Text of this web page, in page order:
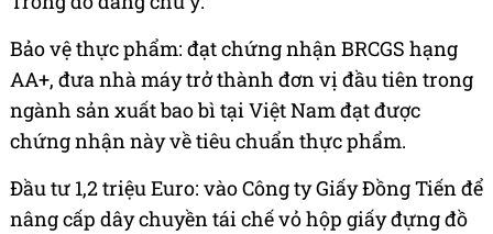
Bảo vệ thực phẩm: đạt chứng nhận BRCGS hạng
AA+, đưa nhà máy trở thành đơn vị đầu tiên trong
ngành sản xuất bao bì tại Việt Nam đạt được
chứng nhận này về tiêu chuẩn thực phẩm.
Đầu tư 1,2 triệu Euro: vào Công ty Giấy Đồng Tiến để
nâng cấp dây chuyền tái chế vỏ hộp giấy đựng đồ